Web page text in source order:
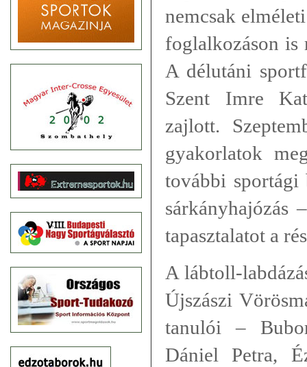
nemcsak
foglalkozáson is
A délutáni
Szent Imre
zajlott.
gyakorlatok
további sportági
sárkányhajózás
tapasztalatot a
A lábtoll-
Újszászi
tanulói –
Dániel Petra,